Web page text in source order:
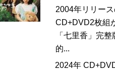
2004年リリー
CD+DVD2枚組
「七里香」完
的...
2024年